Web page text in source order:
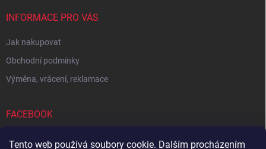
Tento web používá soubory cookie. Dalším procházením
INFORMACE PRO VÁS
Jak nakupovat
Obchodní podmínky
Výměna, vrácení, reklamace
FACEBOOK